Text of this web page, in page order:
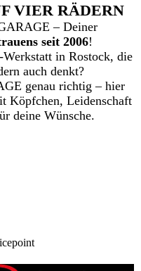
VIER RÄDERN
– Deiner
seit 2006!
in Rostock, die
auch denkt?
genau richtig – hier
Köpfchen, Leidenschaft
deine Wünsche.